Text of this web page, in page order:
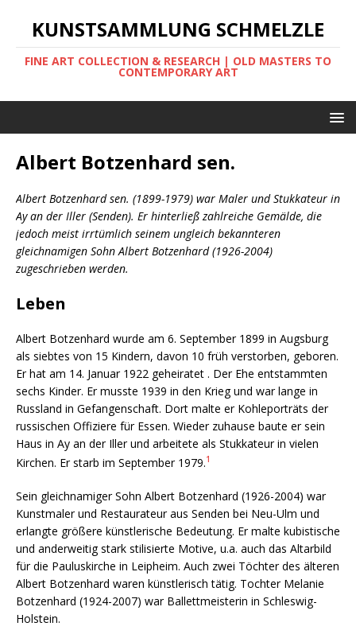
KUNSTSAMMLUNG SCHMELZLE
FINE ART COLLECTION & RESEARCH | OLD MASTERS TO
CONTEMPORARY ART
Albert Botzenhard sen.
Albert Botzenhard sen. (1899-1979) war Maler und Stukkateur in
Ay an der Iller (Senden). Er hinterließ zahlreiche Gemälde, die
jedoch meist irrtümlich seinem ungleich bekannteren
gleichnamigen Sohn Albert Botzenhard (1926-2004)
zugeschrieben werden.
Leben
Albert Botzenhard wurde am 6. September 1899 in Augsburg
als siebtes von 15 Kindern, davon 10 früh verstorben, geboren.
Er hat am 14. Januar 1922 geheiratet . Der Ehe entstammten
sechs Kinder. Er musste 1939 in den Krieg und war lange in
Russland in Gefangenschaft. Dort malte er Kohleporträts der
russischen Offiziere für Essen. Wieder zuhause baute er sein
Haus in Ay an der Iller und arbeitete als Stukkateur in vielen
Kirchen. Er starb im September 1979.1
Sein gleichnamiger Sohn Albert Botzenhard (1926-2004) war
Kunstmaler und Restaurateur aus Senden bei Neu-Ulm und
erlangte größere künstlerische Bedeutung. Er malte kubistische
und anderweitig stark stilisierte Motive, u.a. auch das Altarbild
für die Pauluskirche in Leipheim. Auch zwei Töchter des älteren
Albert Botzenhard waren künstlerisch tätig. Tochter Melanie
Botzenhard (1924-2007) war Ballettmeisterin in Schleswig-
Holstein.